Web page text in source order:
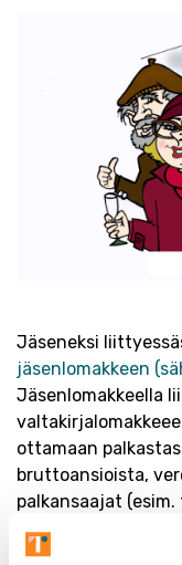
Jäseneksi
jäsenlomakkeen
Jäsenlomakkeella
ottamaan
bruttoansioista,
palkansaajat
maksavat